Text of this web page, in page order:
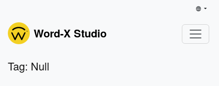
Word-X Studio
Tag: Null